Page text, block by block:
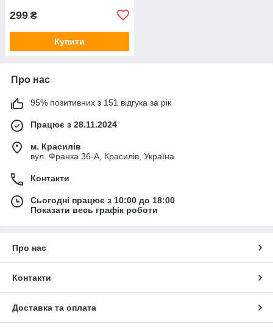
299 ₴
Купити
Про нас
95% позитивних з 151 відгука за рік
Працює з 28.11.2024
м. Красилів
вул. Франка 36-А, Красилів, Україна
Контакти
Сьогодні працює з 10:00 до 18:00
Показати весь графік роботи
Про нас
Контакти
Доставка та оплата